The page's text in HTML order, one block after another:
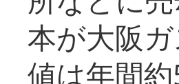
本が大阪
値は年間